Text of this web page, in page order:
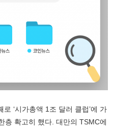
‘시가총액 1조 달러 클럽’에 가
층 확고히 했다. 대만의 TSMC에